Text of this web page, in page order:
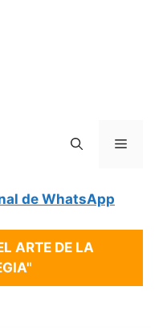
Menú
de WhatsApp
ARTE DE LA